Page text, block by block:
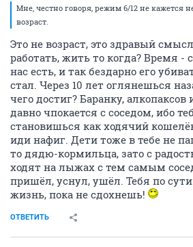
Мне, честно говоря, режим 6/12 не кажется
возраст.
Это не возраст, это здравый
работать, жить то когда? Время -
нас есть, и так бездарно его
стал. Через 10 лет оглянешься
чего достиг? Баранку,
давно чпокается с соседом, ибо
становишься как ходячий
иди нафиг. Дети тоже в тебе не
то дядю-кормильца, зато с
ходят на лыжах с тем самым
пришёл, уснул, ушёл. Тебя по
жизнь, пока не сдохнешь!
ОТВЕТИТЬ